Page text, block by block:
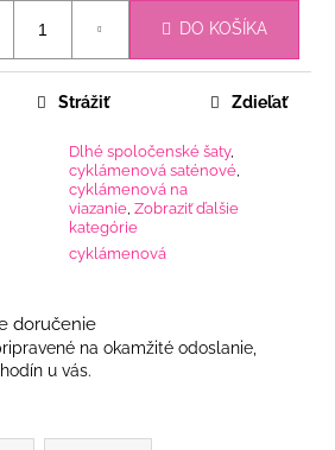
DO KOŠÍKA
Dlhé spoločenské šaty,
cyklámenová saténové
cyklámenová na
viazanie Zobraziť ďalšie
kategórie
cyklámenová
Strážiť Zdieľať
doručenie
na okamžité odoslanie,
u vás.